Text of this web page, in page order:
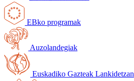
EBko programak
Auzolandegiak
Euskadiko Gazteak Lankidetzan